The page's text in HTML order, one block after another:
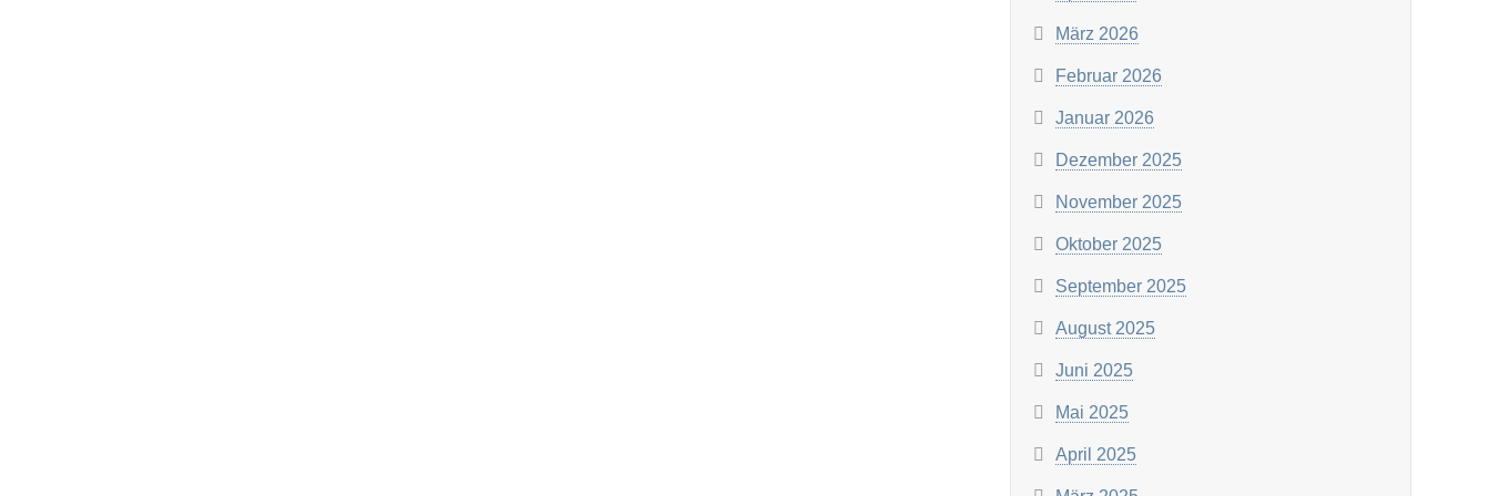
März 2026
Februar 2026
Januar 2026
Dezember 2025
November 2025
Oktober 2025
September 2025
August 2025
Juni 2025
Mai 2025
April 2025